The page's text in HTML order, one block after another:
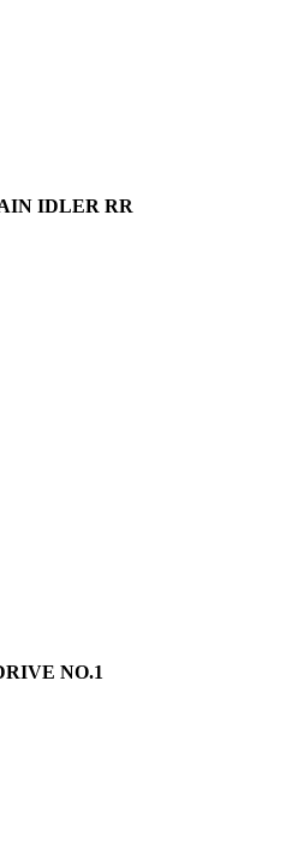
IDLER RR
NO.1